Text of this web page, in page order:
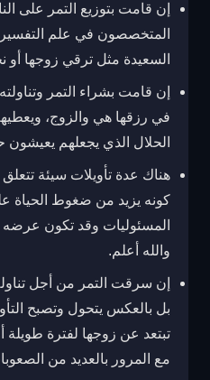
إن قامت بتوزيع التمر على
المتخصصون في علم التفسير
السعيدة مثل ترقي زوجها أو
إن قامت بشراء التمر
في رزقها هي والزوج،
الحلال الذي يجعلهم يعيشون
هناك عدة تأويلات سيئة تتعلق
كونه يزيد من ضغوط الحياة
المسئوليات وقد تكون
والله أعلم.
إن سرقت التمر من أجل
بل بالعكس يتحول وتصبح
تبتعد عن زوجها لفترة طويلة
مع المرور بالعديد من